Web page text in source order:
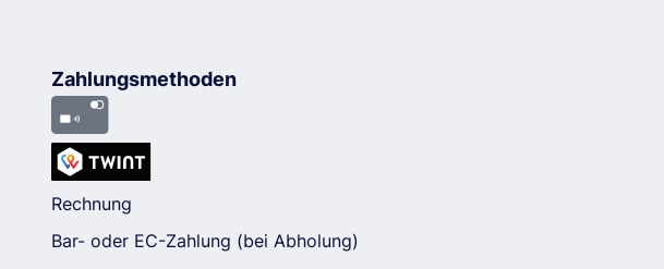
Zahlungsmethoden
Rechnung
Bar- oder EC-Zahlung (bei Abholung)